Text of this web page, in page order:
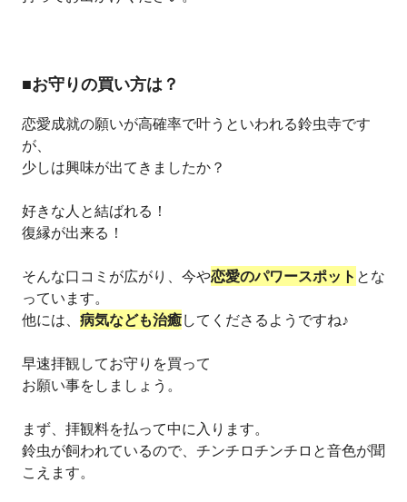
■お守りの買い方は？
恋愛成就の願いが高確率で叶うといわれる鈴虫寺です
が、
少しは興味が出てきましたか？
好きな人と結ばれる！
復縁が出来る！
そんな口コミが広がり、今や恋愛のパワースポット とな
っています。
他には、 病気なども治癒してくださるようですね♪
早速拝観してお守りを買って
お願い事をしましょう。
まず、拝観料を払って中に入ります。
鈴虫が飼われているので、チンチロチンチロと音色が聞
こえます。